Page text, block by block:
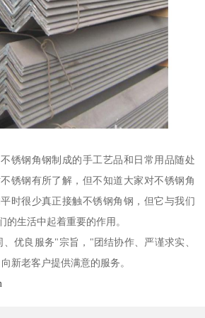
锈钢角钢制成的手工艺品和日常用品随处
锈钢有所了解，但不知道大家对不锈钢角
时很少真正接触不锈钢角钢，但它与我们
的生活中起着重要的作用。
优良服务"宗旨，"团结协作、严谨求实、
新老客户提供满意的服务。